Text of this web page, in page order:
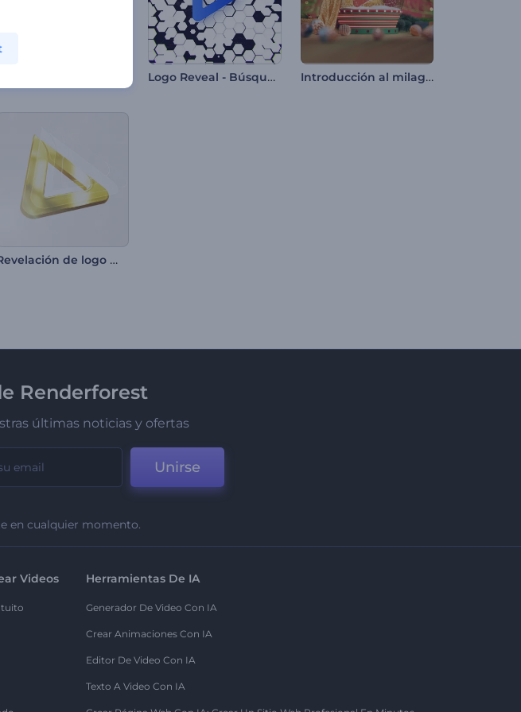
Logo Reveal - Búsqueda en la Web Introducción al milagro de la bola de nieve
Revelación de logo metálico fino
Renderforest
últimas noticias y ofertas
Unirse
en cualquier momento.
Videos Herramientas De IA
Generador De Video Con IA
Crear Animaciones Con IA
Editor De Video Con IA
Texto A Video Con IA